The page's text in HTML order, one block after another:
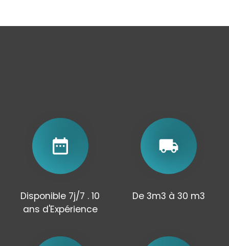
date_range
Disponible 7j/7 . 10
ans d'Expérience
local_shipping
De 3m3 à 30 m3